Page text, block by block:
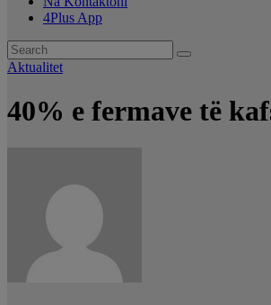
4Plus App
Aktualitet
40% e fermave të